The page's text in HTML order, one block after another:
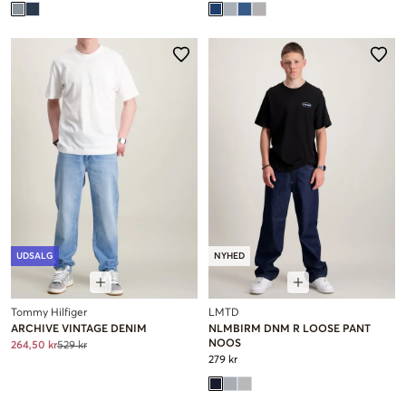
UDSALG
Tommy Hilfiger
ARCHIVE VINTAGE DENIM
264,50 kr529 kr
NYHED
LMTD
NLMBIRM DNM R LOOSE PANT
NOOS
279 kr